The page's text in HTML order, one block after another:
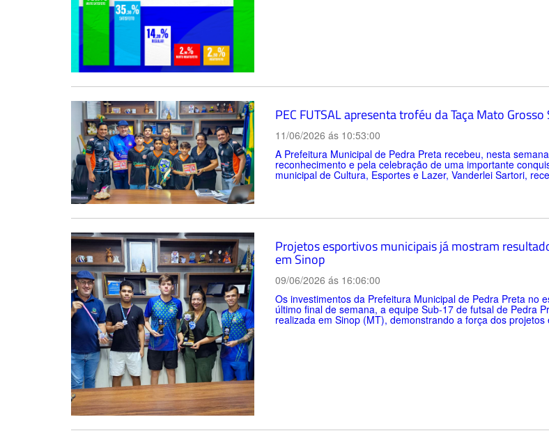
PEC FUTSAL apresenta troféu da Taça Mato
11/06/2026 ás 10:53:00
A Prefeitura Municipal de Pedra Preta recebeu, nesta
reconhecimento e pela celebração de uma importante
municipal de Cultura, Esportes e Lazer, Vanderlei Sartori,
Projetos esportivos municipais já mostram
em Sinop
09/06/2026 ás 16:06:00
Os investimentos da Prefeitura Municipal de Pedra Preta no
último final de semana, a equipe Sub-17 de futsal de Pedra
realizada em Sinop (MT), demonstrando a força dos projetos